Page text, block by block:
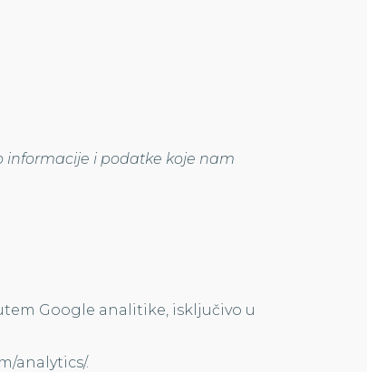
informacije i podatke koje nam
Google analitike, isključivo u
analytics/.